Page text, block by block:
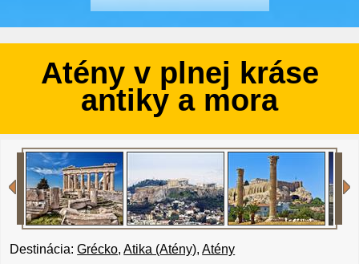
Atény v plnej kráse
antiky a mora
Destinácia:Grécko,Atika (Atény),Atény